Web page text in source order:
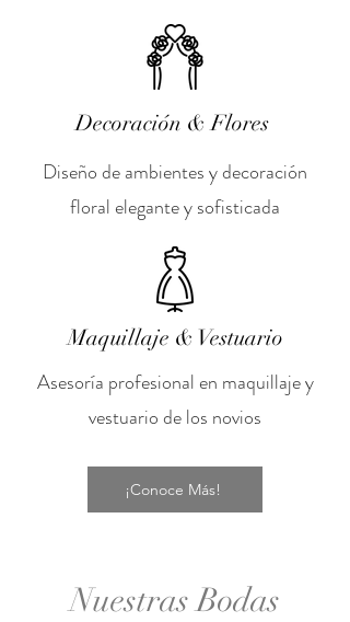
Decoración & Flores
Diseño de ambientes y decoración
floral elegante y sofisticada
Maquillaje & Vestuario
Asesoría profesional en maquillaje y
vestuario de los novios
¡Conoce Más!
Nuestras Bodas